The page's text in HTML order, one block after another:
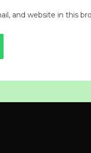
and website in this